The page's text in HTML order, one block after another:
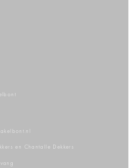
en Chantalle Dekkers